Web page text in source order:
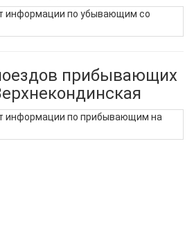
информации по убывающим со
прибывающих
информации по прибывающим на